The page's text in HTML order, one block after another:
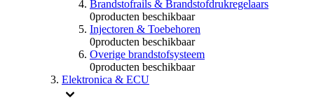
Brandstofrails & Brandstofdrukregelaars
0producten beschikbaar
Injectoren & Toebehoren
0producten beschikbaar
Overige brandstofsysteem
0producten beschikbaar
Elektronica & ECU